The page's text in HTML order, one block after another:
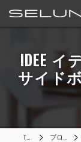
IDEE イ
サイド
TOP ブログ